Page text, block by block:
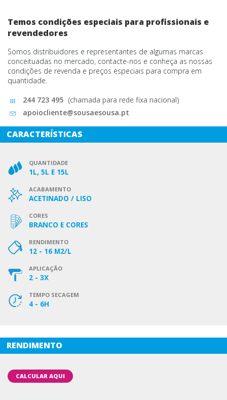
Temos condições especiais para profissionais e
revendedores
Somos distribuidores e representantes de algumas marcas
conceituadas no mercado, contacte-nos e conheça as nossas
condições de revenda e preços especiais para compra em
quantidade.
244 723 495 (chamada para rede fixa nacional)
apoiocliente@sousaesousa.pt
CARACTERÍSTICAS
QUANTIDADE
1L, 5L E 15L
ACABAMENTO
ACETINADO / LISO
CORES
BRANCO E CORES
RENDIMENTO
12 - 16 M2/L
APLICAÇÃO
2 - 3X
TEMPO SECAGEM
4 - 6H
RENDIMENTO
CALCULAR AQUI